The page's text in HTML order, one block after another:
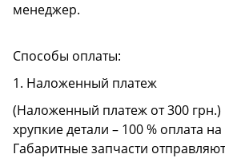
менеджер.
Способы оплаты:
1. Наложенный платеж
(Наложенный платеж от 300 грн.)
хрупкие детали – 100 % оплата
Габаритные запчасти